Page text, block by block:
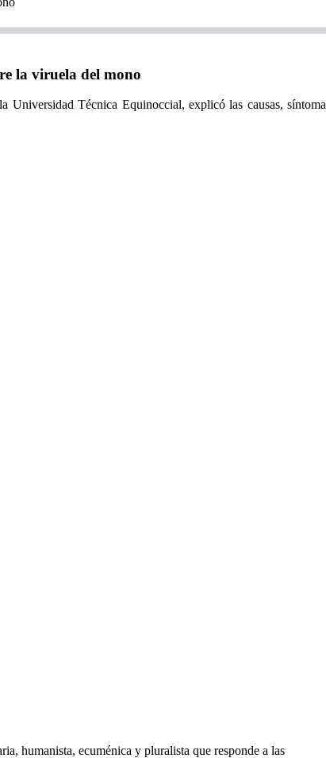
la viruela del mono
Técnica Equinoccial, explicó las causas,
humanista, ecuménica y pluralista que responde a las